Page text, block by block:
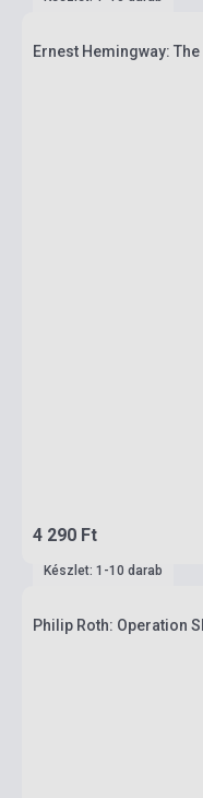
Ernest Hemingway:
4 290 Ft
Készlet: 1-10 darab
Philip Roth: Operation